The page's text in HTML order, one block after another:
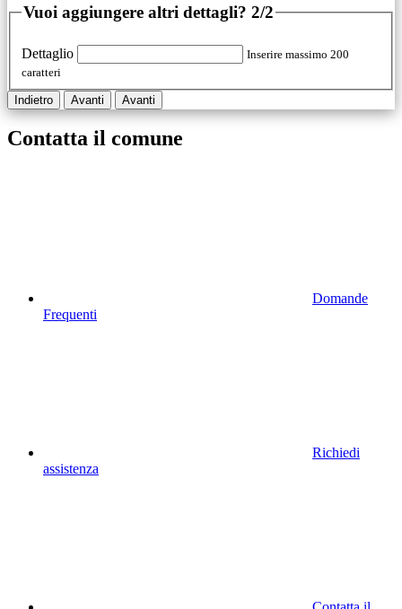
Vuoi aggiungere altri dettagli? 2/2
Dettaglio
Inserire massimo 200
caratteri
Indietro Avanti Avanti
Contatta il comune
Domande
Frequenti
Richiedi
assistenza